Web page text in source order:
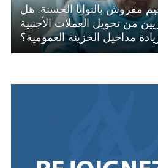
مفروش بالنوايا الحسنة. هل
من تحويل العملات الأجنبية
مداخيل الخزينة العمومية؟